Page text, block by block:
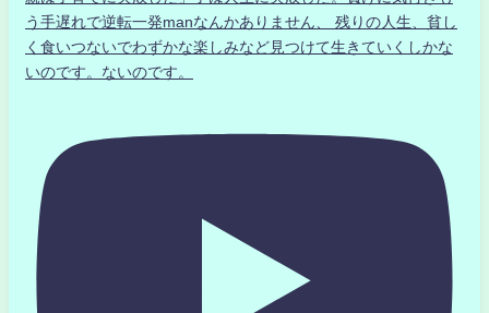
う手遅れで逆転一発manなんかありません、 残りの人生、貧し
く食いつないでわずかな楽しみなど見つけて生きていくしかな
いのです。ないのです。